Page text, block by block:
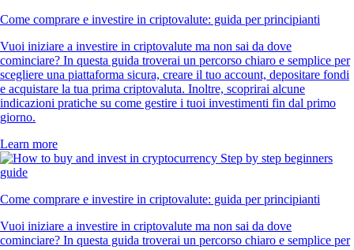
Come comprare e investire in criptovalute: guida per principianti
Vuoi iniziare a investire in criptovalute ma non sai da dove
cominciare? In questa guida troverai un percorso chiaro e semplice per
scegliere una piattaforma sicura, creare il tuo account, depositare fondi
e acquistare la tua prima criptovaluta. Inoltre, scoprirai alcune
indicazioni pratiche su come gestire i tuoi investimenti fin dal primo
giorno.
Learn more
Come comprare e investire in criptovalute: guida per principianti
Vuoi iniziare a investire in criptovalute ma non sai da dove
cominciare? In questa guida troverai un percorso chiaro e semplice per